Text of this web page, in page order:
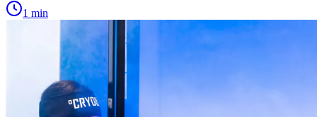
1 min